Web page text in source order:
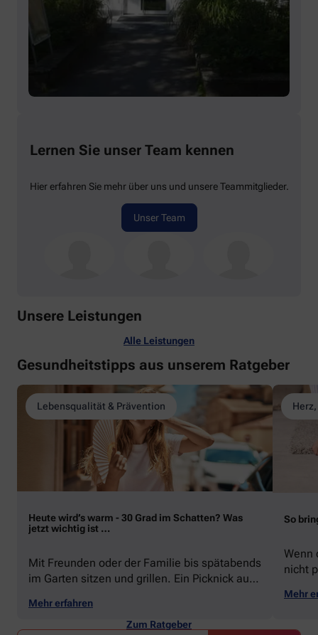
Lernen Sie unser Team kennen
Hier erfahren Sie mehr über uns und unsere Teammitglieder.
Unser Team
Unsere Leistungen
Alle Leistungen
Gesundheitstipps aus unserem Ratgeber
Lebensqualität & Prävention
Heute wird’s warm - 30 Grad im Schatten? Was
jetzt wichtig ist …
Mit Freunden oder der Familie bis spätabends
im Garten sitzen und grillen. Ein Picknick auf
den See gleiten oder eine Radtour durch die
blühende Landschaft unternehmen … Der
Mehr erfahren
So
Wenn
nicht
Mehr
Zum Ratgeber